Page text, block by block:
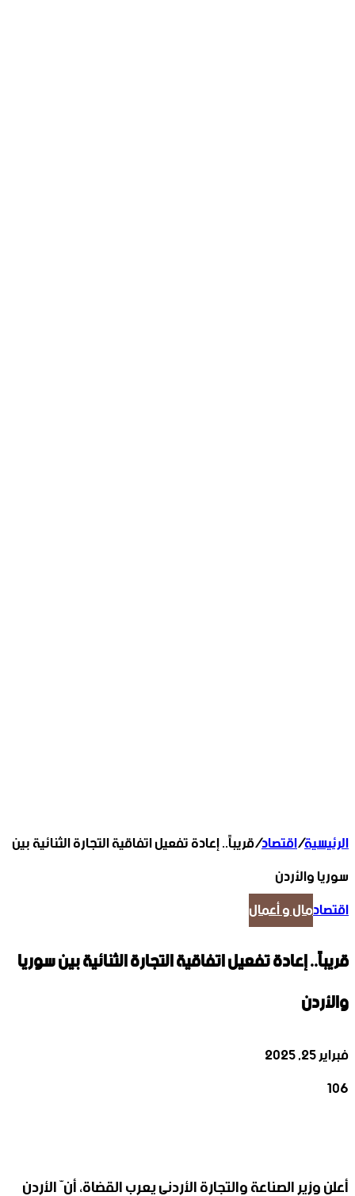
الرئيسية/اقتصاد/قريباً.. إعادة تفعيل اتفاقية التجارة الثنائية بين
سوريا والأردن
اقتصادمال و أعمال
قريباً.. إعادة تفعيل اتفاقية التجارة الثنائية بين سوريا
والأردن
فبراير 25, 2025
106
أعلن وزير الصناعة والتجارة الأردني يعرب القضاة، أنّ الأردن